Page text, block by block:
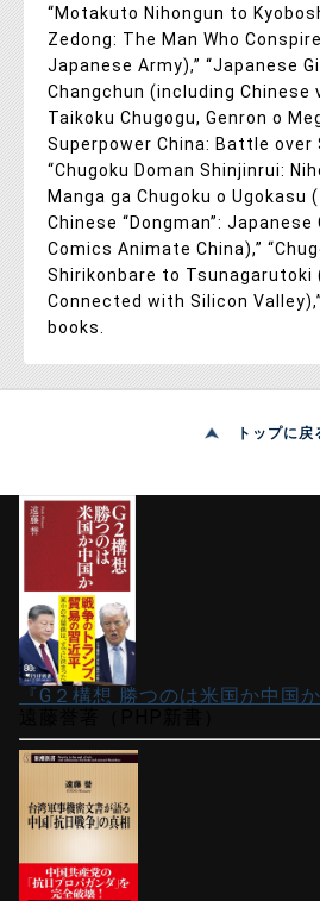
“Motakuto Nihongun to
Zedong: The Man Who
Japanese Army),” “Japanese
Changchun (including Chinese
Taikoku Chugogu, Genron o
Superpower China: Battle over
“Chugoku Doman Shinjinrui:
Manga ga Chugoku o Ugokasu
Chinese “Dongman”:
Comics Animate China),”
Shirikonbare to Tsunagarutoki
Connected with Silicon
books.
トップに戻
『G２構想 勝つのは米国か中国か